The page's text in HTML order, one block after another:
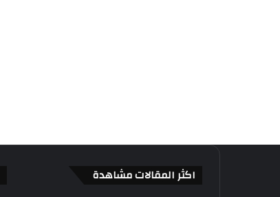
اكثر المقالات مشاهدة